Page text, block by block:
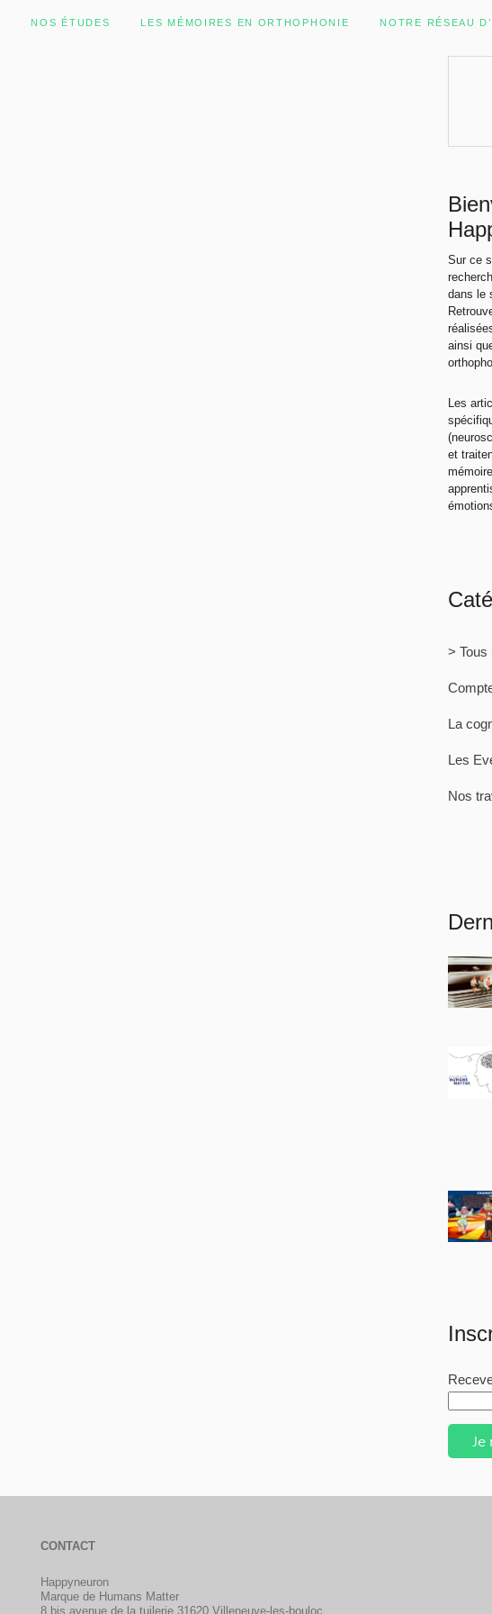
NOS ÉTUDES LES MÉMOIRES EN ORTHOPHONIE NOTRE RÉSEAU
Sur ce
dans le
ainsi
Les
et
> Tous
La
Les
Nos
Je
CONTACT
Happyneuron
Marque de Humans Matter
8 bis avenue de la tuilerie 31620 Villeneuve-les-bouloc